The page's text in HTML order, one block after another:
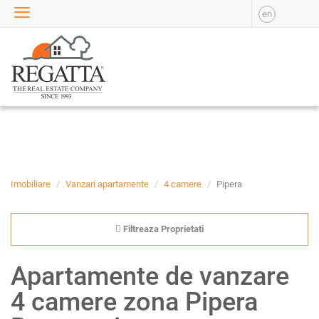
en
Imobiliare Vanzari apartamente 4 camere Pipera
Filtreaza Proprietati
Apartamente de vanzare
4 camere zona Pipera
VANZARE
APARTAMENTE DE
VANZARE
APARTAMENTE NOI DE
VANZARE
VANZARE
TERENURI DE VANZARE
APARTAMENTE DE
INCHIRIAT